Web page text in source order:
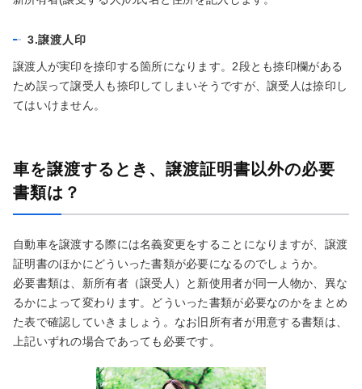
3.譲渡人印
譲渡人が実印を捺印する箇所になります。2段とも捺印欄がある
ため誤って譲受人も捺印してしまいそうですが、譲受人は捺印し
てはいけません。
車を譲渡するとき、譲渡証明書以外の必要
書類は？
自動車を譲渡する際には名義変更をすることになりますが、譲渡
証明書のほかにどういった書類が必要になるのでしょうか。
必要書類は、新所有者（譲受人）と新使用者が同一人物か、異な
るかによって変わります。どういった書類が必要なのかをまとめ
た表で確認していきましょう。なお旧所有者が用意する書類は、
上記いずれの場合であっても必要です。